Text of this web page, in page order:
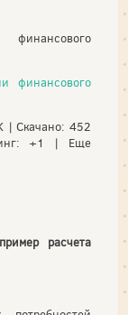
финансового
| Скачано: 452
+1 | Еще
расчета